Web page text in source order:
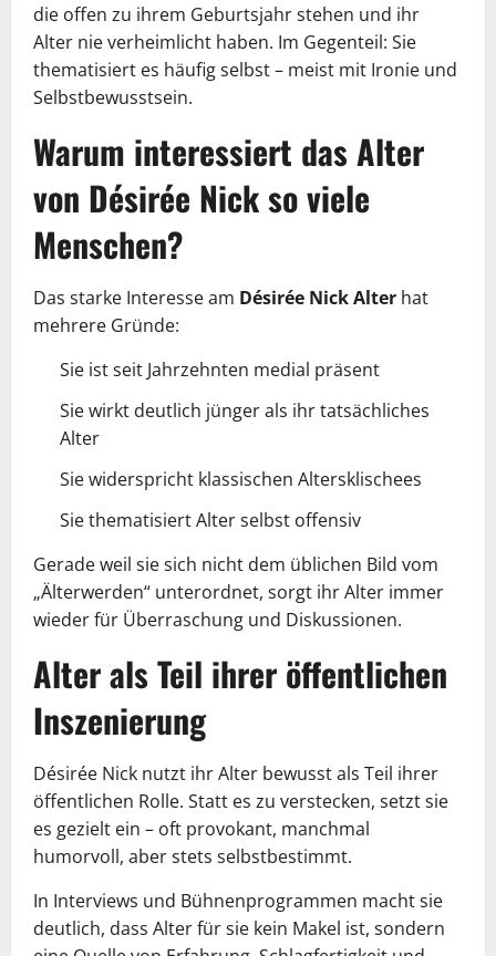
die offen zu ihrem Geburtsjahr stehen und ihr
Alter nie verheimlicht haben. Im Gegenteil: Sie
thematisiert es häufig selbst – meist mit Ironie und
Selbstbewusstsein.
Warum interessiert das Alter
von Désirée Nick so viele
Menschen?
Das starke Interesse am Désirée Nick Alter hat
mehrere Gründe:
Sie ist seit Jahrzehnten medial präsent
Sie wirkt deutlich jünger als ihr tatsächliches
Alter
Sie widerspricht klassischen Altersklischees
Sie thematisiert Alter selbst offensiv
Gerade weil sie sich nicht dem üblichen Bild vom
„Älterwerden“ unterordnet, sorgt ihr Alter immer
wieder für Überraschung und Diskussionen.
Alter als Teil ihrer öffentlichen
Inszenierung
Désirée Nick nutzt ihr Alter bewusst als Teil ihrer
öffentlichen Rolle. Statt es zu verstecken, setzt sie
es gezielt ein – oft provokant, manchmal
humorvoll, aber stets selbstbestimmt.
In Interviews und Bühnenprogrammen macht sie
deutlich, dass Alter für sie kein Makel ist, sondern